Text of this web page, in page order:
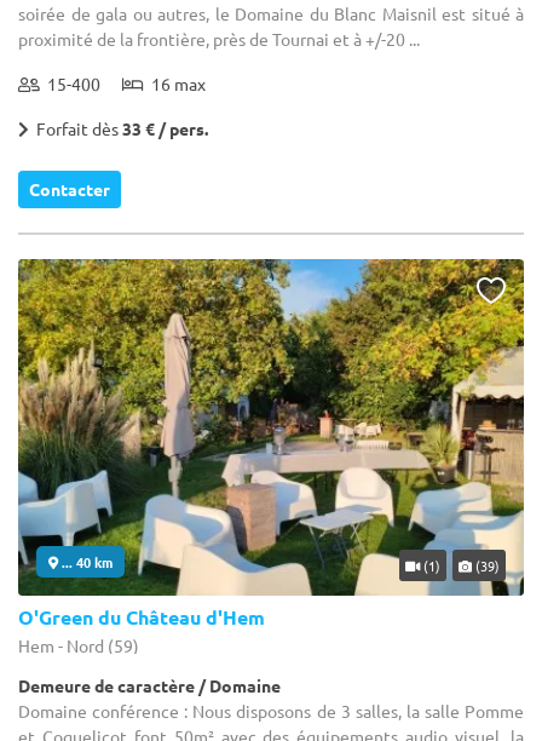
soirée de gala ou autres, le Domaine du Blanc Maisnil est situé à
proximité de la frontière, près de Tournai et à +/-20 ...
15-400 16 max
Forfait dès33 € / pers.
Contacter
... 40 km (1) (39)
O'Green du Château d'Hem
Hem - Nord (59)
Demeure de caractère / Domaine
Domaine conférence : Nous disposons de 3 salles, la salle Pomme
et Coquelicot font 50m² avec des équipements audio visuel, la